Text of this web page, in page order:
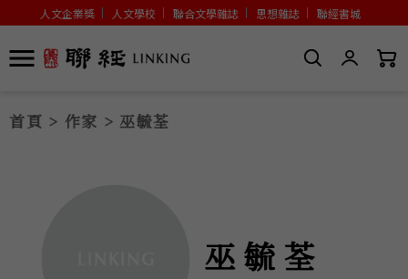
人文企業獎 人文學校 聯合文學雜誌 思想雜誌 聯經書城
首頁 > 作家 > 巫毓荃
巫毓荃